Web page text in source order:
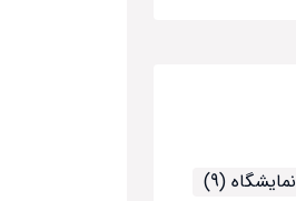
نمایشگاه (9)